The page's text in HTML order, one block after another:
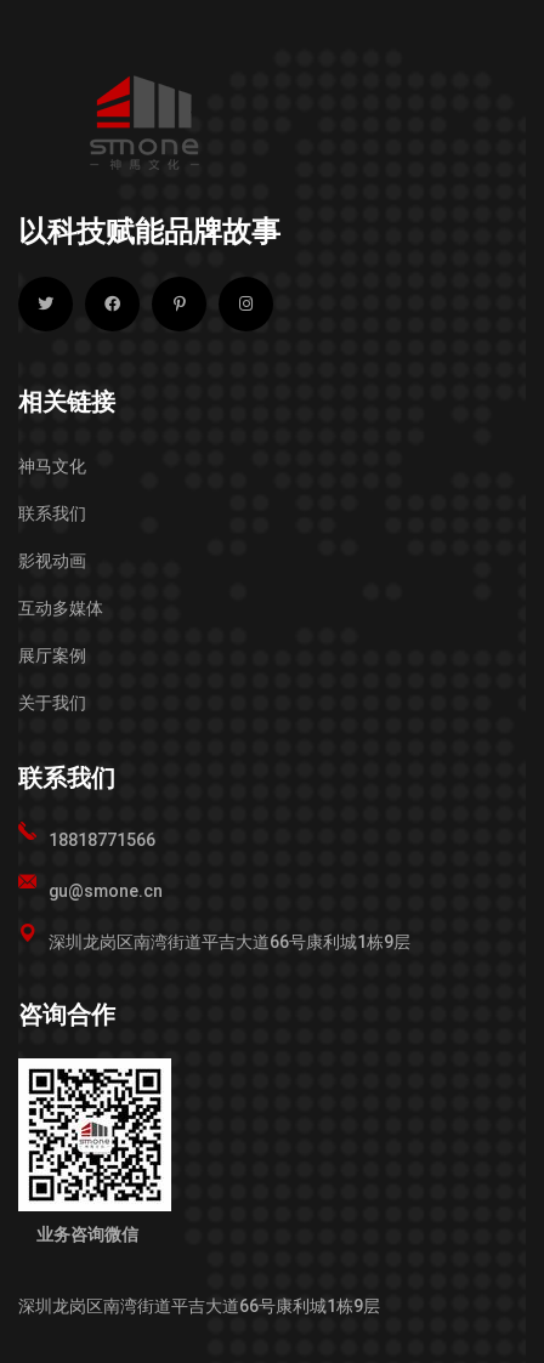
以科技赋能品牌故事
相关链接
神马文化
联系我们
影视动画
互动多媒体
展厅案例
关于我们
联系我们
18818771566
gu@smone.cn
深圳龙岗区南湾街道平吉大道66号康利城1栋9层
咨询合作
业务咨询微信
深圳龙岗区南湾街道平吉大道66号康利城1栋9层